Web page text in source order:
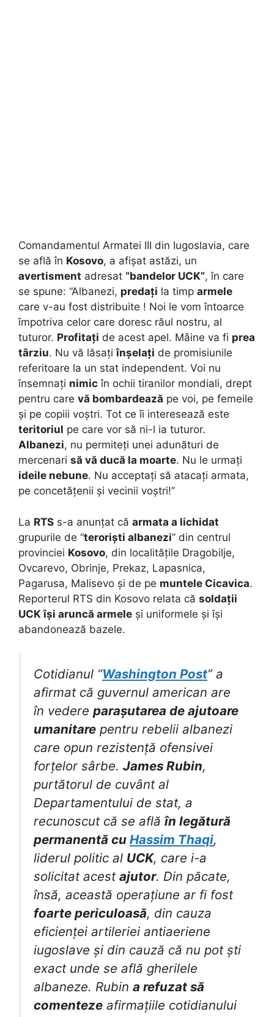
Comandamentul Armatei III din Iugoslavia, care
se află în Kosovo, a afișat astăzi, un
avertisment adresat “bandelor UCK”, în care
se spune: “Albanezi, predați la timp armele
care v-au fost distribuite ! Noi le vom întoarce
împotriva celor care doresc răul nostru, al
tuturor. Profitați de acest apel. Mâine va fi prea
târziu. Nu vă lăsațiînșelați de promisiunile
referitoare la un stat independent. Voi nu
însemnați nimic în ochii tiranilor mondiali, drept
pentru care vă bombardează pe voi, pe femeile
și pe copiii voștri. Tot ce îi interesează este
teritoriul pe care vor să ni-l ia tuturor.
Albanezi, nu permiteți unei adunături de
mercenari să vă ducă la moarte. Nu le urmați
ideile nebune. Nu acceptați să atacați armata,
pe concetățenii și vecinii voștri!”
La RTS s-a anunțat că armata a lichidat
grupurile de “teroriști albanezi” din centrul
provinciei Kosovo, din localitățile Dragobilje,
Ovcarevo, Obrinje, Prekaz, Lapasnica,
Pagarusa, Malisevo și de pe muntele Cicavica.
Reporterul RTS din Kosovo relata că soldații
UCK își aruncă armele și uniformele și își
abandonează bazele.
Cotidianul “Washington Post” a
afirmat că guvernul american are
în vedere parașutarea de ajutoare
umanitare pentru rebelii albanezi
care opun rezistență ofensivei
forțelor sârbe. James Rubin,
purtătorul de cuvânt al
Departamentului de stat, a
recunoscut că se află în legătură
permanentă cu Hassim Thaqi,
liderul politic al UCK, care i-a
solicitat acest ajutor. Din păcate,
însă, această operațiune ar fi fost
foarte periculoasă, din cauza
eficienței artileriei antiaeriene
iugoslave și din cauză că nu pot ști
exact unde se află gherilele
albaneze. Rubin a refuzat să
comenteze afirmațiile cotidianului